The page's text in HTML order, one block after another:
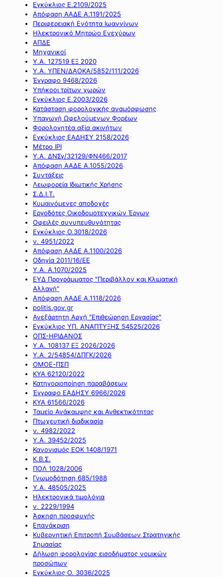
Εγκύκλιος Ε.2109/2025
Απόφαση ΑΑΔΕ Α.1191/2025
Περιφερειακή Ενότητα Ιωαννίνων
Ηλεκτρονικό Μητρώο Ενεχύρων
ΑΠΔΕ
Μηχανικοί
Υ.Α. 127519 ΕΞ 2020
Υ.Α. ΥΠΕΝ/ΔΑΟΚΑ/5852/111/2026
Έγγραφο 9468/2026
Υπήκοοι τρίτων χωρών
Εγκύκλιος Ε.2003/2026
Κατάσταση φορολογικής αναμόρφωσης
Υπαγωγή Ωφελούμενων Φορέων
Φορολογητέα αξία ακινήτων
Εγκύκλιος ΕΑΔΗΣΥ 2158/2026
Μέτρο IPI
Υ.Α. ΔΝΣγ/32129/ΦΝ466/2017
Απόφαση ΑΑΔΕ Α.1055/2026
Συντάξεις
Λεωφορεία Ιδιωτικής Χρήσης
Σ.Δ.Ι.Τ.
Κυμαινόμενες αποδοχές
Εργοδότες Οικοδομοτεχνικών Έργων
Οφειλές συνυπευθυνότητας
Εγκύκλιος Ο.3018/2026
ν. 4951/2022
Απόφαση ΑΑΔΕ Α.1100/2026
Οδηγία 2011/16/ΕΕ
Υ.Α. Α.1070/2025
ΕΥΔ Προγράμματος "Περιβάλλον και Κλιματική
Αλλαγή"
Απόφαση ΑΑΔΕ Α.1118/2026
politis.gov.gr
Ανεξάρτητη Αρχή "Επιθεώρηση Εργασίας"
Εγκύκλιος ΥΠ. ΑΝΑΠΤΥΞΗΣ 54525/2026
ΟΠΣ-ΗΡΙΔΑΝΟΣ
Υ.Α. 108137 ΕΞ 2026/2026
Υ.Α. 2/54854/ΔΠΓΚ/2026
ΟΜΟΕ-ΠΣΠ
ΚΥΑ 62120/2022
Κατηγοριοποίηση παραβάσεων
Έγγραφο ΕΑΔΗΣΥ 6966/2026
ΚΥΑ 61566/2026
Ταμείο Ανάκαμψης και Ανθεκτικότητας
Πτωχευτική διαδικασία
ν. 4982/2022
Υ.Α. 39452/2025
Κανονισμός ΕΟΚ 1408/1971
Κ.Β.Σ.
ΠΟΛ 1028/2006
Γνωμοδότηση 685/1988
Υ.Α. 48505/2025
Ηλεκτρονικά τιμολόγια
ν. 2229/1994
Άσκηση προσφυγής
Επανάκριση
Κυβερνητική Επιτροπή Συμβάσεων Στρατηγικής
Σημασίας
Δήλωση φορολογίας εισοδήματος νομικών
προσώπων
Εγκύκλιος Ο. 3036/2025